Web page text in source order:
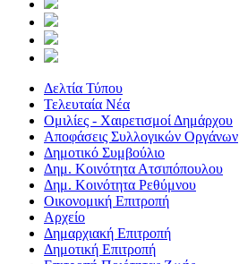
Δελτία Τύπου
Τελευταία Νέα
Ομιλίες - Χαιρετισμοί Δημάρχου
Αποφάσεις Συλλογικών Οργάνων
Δημοτικό Συμβούλιο
Δημ. Κοινότητα Ατσιπόπουλου
Δημ. Κοινότητα Ρεθύμνου
Οικονομική Επιτροπή
Αρχείο
Δημαρχιακή Επιτροπή
Δημοτική Επιτροπή